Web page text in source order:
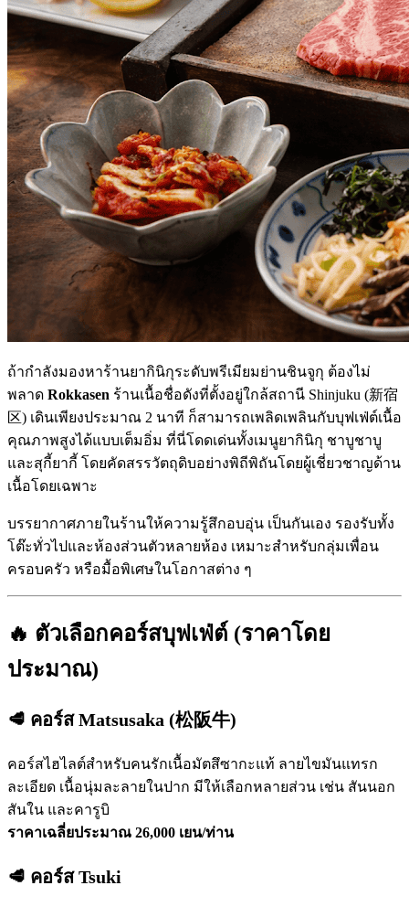
ถ้ากำลังมองหาร้านยากินิกุระดับพรีเมียมย่านชินจูกุ ต้องไม่
พลาด Rokkasen ร้านเนื้อชื่อดังที่ตั้งอยู่ใกล้สถานี Shinjuku (新宿
区) เดินเพียงประมาณ 2 นาที ก็สามารถเพลิดเพลินกับบุฟเฟ่ต์เนื้อ
คุณภาพสูงได้แบบเต็มอิ่ม ที่นี่โดดเด่นทั้งเมนูยากินิกุ ชาบูชาบู
และสุกี้ยากี้ โดยคัดสรรวัตถุดิบอย่างพิถีพิถันโดยผู้เชี่ยวชาญด้าน
เนื้อโดยเฉพาะ
บรรยากาศภายในร้านให้ความรู้สึกอบอุ่น เป็นกันเอง รองรับทั้ง
โต๊ะทั่วไปและห้องส่วนตัวหลายห้อง เหมาะสำหรับกลุ่มเพื่อน
ครอบครัว หรือมื้อพิเศษในโอกาสต่าง ๆ
🔥 ตัวเลือกคอร์สบุฟเฟ่ต์ (ราคาโดย
ประมาณ)
🥩 คอร์ส Matsusaka (松阪牛)
คอร์สไฮไลต์สำหรับคนรักเนื้อมัตสึซากะแท้ ลายไขมันแทรก
ละเอียด เนื้อนุ่มละลายในปาก มีให้เลือกหลายส่วน เช่น สันนอก
สันใน และคารูบิ
ราคาเฉลี่ยประมาณ 26,000 เยน/ท่าน
🥩 คอร์ส Tsuki